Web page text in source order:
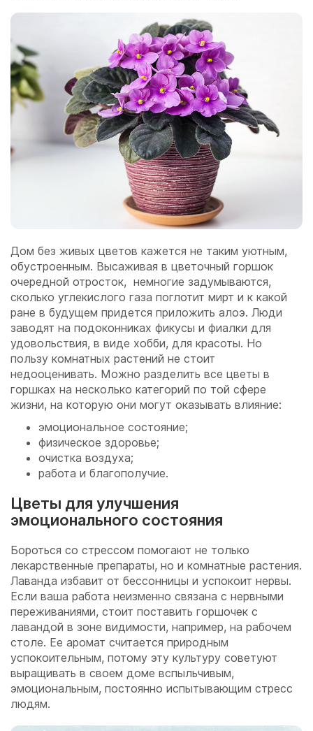
Дом без живых цветов кажется не таким уютным,
обустроенным. Высаживая в цветочный горшок
очередной отросток, немногие задумываются,
сколько углекислого газа поглотит мирт и к какой
ране в будущем придется приложить алоэ. Люди
заводят на подоконниках фикусы и фиалки для
удовольствия, в виде хобби, для красоты. Но
пользу комнатных растений не стоит
недооценивать. Можно разделить все цветы в
горшках на несколько категорий по той сфере
жизни, на которую они могут оказывать влияние:
эмоциональное состояние;
физическое здоровье;
очистка воздуха;
работа и благополучие.
Цветы для улучшения
эмоционального состояния
Бороться со стрессом помогают не только
лекарственные препараты, но и комнатные растения.
Лаванда избавит от бессонницы и успокоит нервы.
Если ваша работа неизменно связана с нервными
переживаниями, стоит поставить горшочек с
лавандой в зоне видимости, например, на рабочем
столе. Ее аромат считается природным
успокоительным, потому эту культуру советуют
выращивать в своем доме вспыльчивым,
эмоциональным, постоянно испытывающим стресс
людям.